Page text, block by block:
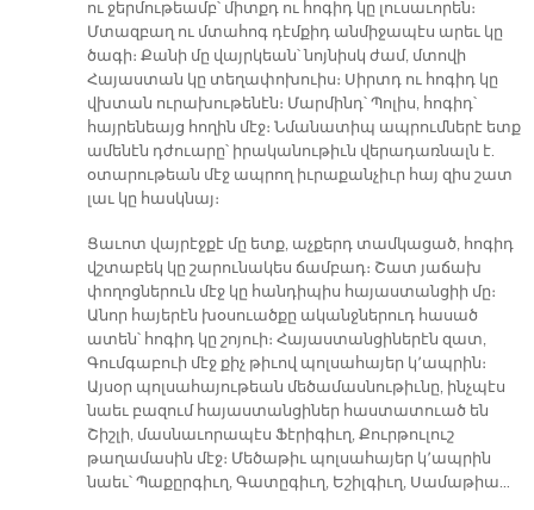
ու ջերմութեամբ՝ միտքդ ու հոգիդ կը լուսաւորեն։
Մտազբաղ ու մտահոգ դէմքիդ անմիջապէս արեւ կը
ծագի։ Քանի մը վայրկեան՝ նոյնիսկ ժամ, մտովի
Հայաստան կը տեղափոխուիս։ Սիրտդ ու հոգիդ կը
վխտան ուրախութենէն։ Մարմինդ՝ Պոլիս, հոգիդ՝
հայրենեայց հողին մէջ։ Նմանատիպ ապրումներէ ետք
ամենէն դժուարը՝ իրականութիւն վերադառնալն է.
օտարութեան մէջ ապրող իւրաքանչիւր հայ զիս շատ
լաւ կը հասկնայ։
Ցաւոտ վայրէջքէ մը ետք, աչքերդ տամկացած, հոգիդ
վշտաբեկ կը շարունակես ճամբադ։ Շատ յաճախ
փողոցներուն մէջ կը հանդիպիս հայաստանցիի մը։
Անոր հայերէն խօսուածքը ականջներուդ հասած
ատեն՝ հոգիդ կը շոյուի։ Հայաստանցիներէն զատ,
Գումգաբուի մէջ քիչ թիւով պոլսահայեր կ՚ապրին։
Այսօր պոլսահայութեան մեծամասնութիւնը, ինչպէս
նաեւ բազում հայաստանցիներ հաստատուած են
Շիշլի, մասնաւորապէս Ֆէրիգիւղ, Քուրթուլուշ
թաղամասին մէջ։ Մեծաթիւ պոլսահայեր կ՚ապրին
նաեւ՝ Պաքըրգիւղ, Գատըգիւղ, Եշիլգիւղ, Սամաթիա…